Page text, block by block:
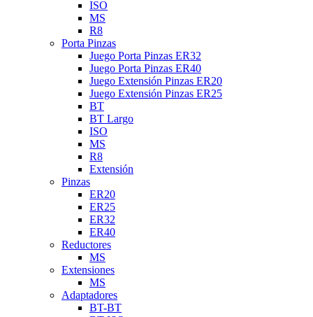
ISO
MS
R8
Porta Pinzas
Juego Porta Pinzas ER32
Juego Porta Pinzas ER40
Juego Extensión Pinzas ER20
Juego Extensión Pinzas ER25
BT
BT Largo
ISO
MS
R8
Extensión
Pinzas
ER20
ER25
ER32
ER40
Reductores
MS
Extensiones
MS
Adaptadores
BT-BT